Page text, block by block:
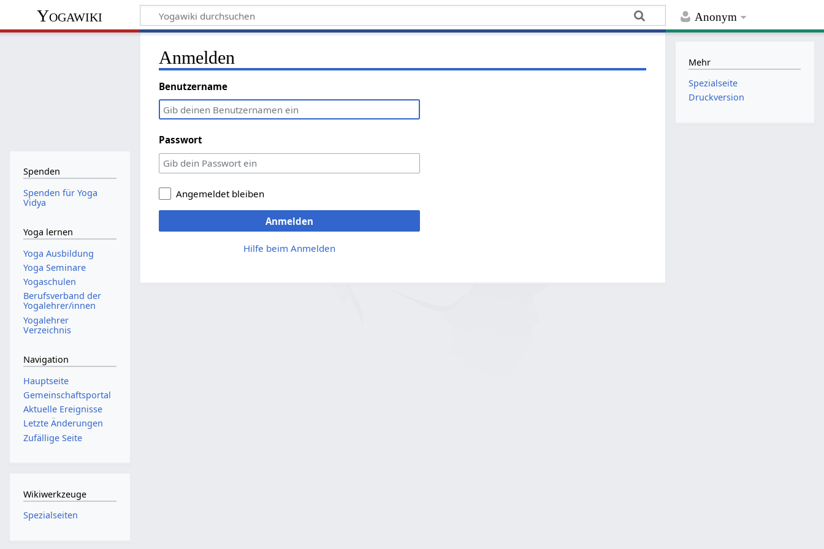
Anonym
Yogawiki
Anmelden
Benutzername
Passwort
Angemeldet bleiben
Anmelden
Hilfe beim Anmelden
Spenden
Spenden für Yoga
Vidya
Yoga lernen
Yoga Ausbildung
Yoga Seminare
Yogaschulen
Berufsverband der
Yogalehrer/innen
Yogalehrer
Verzeichnis
Navigation
Hauptseite
Gemeinschafts­portal
Aktuelle Ereignisse
Letzte Änderungen
Zufällige Seite
Wikiwerkzeuge
Spezialseiten
Mehr
Spezialseite
Druckversion